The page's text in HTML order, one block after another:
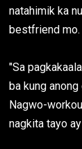
natahimik ka
bestfriend mo.
"Sa
ba kung
Nagwo-
nagkita tayo